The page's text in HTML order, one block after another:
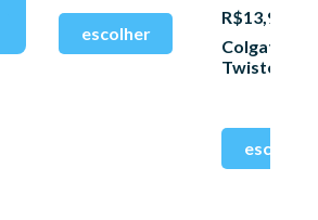
R$13,90
Colgate
Twister